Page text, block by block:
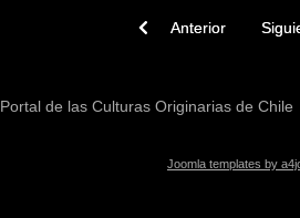
Previous article:
Anterior Next
Portal de las Culturas Originarias de Chile
Joomla templates by